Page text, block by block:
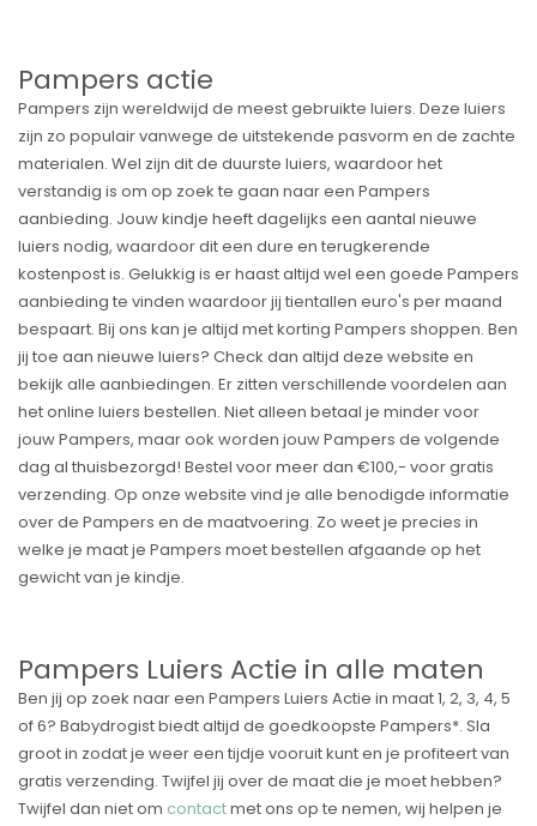
Pampers actie
Pampers zijn wereldwijd de meest gebruikte luiers. Deze luiers
zijn zo populair vanwege de uitstekende pasvorm en de zachte
materialen. Wel zijn dit de duurste luiers, waardoor het
verstandig is om op zoek te gaan naar een Pampers
aanbieding. Jouw kindje heeft dagelijks een aantal nieuwe
luiers nodig, waardoor dit een dure en terugkerende
kostenpost is. Gelukkig is er haast altijd wel een goede Pampers
aanbieding te vinden waardoor jij tientallen euro's per maand
bespaart. Bij ons kan je altijd met korting Pampers shoppen. Ben
jij toe aan nieuwe luiers? Check dan altijd deze website en
bekijk alle aanbiedingen. Er zitten verschillende voordelen aan
het online luiers bestellen. Niet alleen betaal je minder voor
jouw Pampers, maar ook worden jouw Pampers de volgende
dag al thuisbezorgd! Bestel voor meer dan €100,- voor gratis
verzending. Op onze website vind je alle benodigde informatie
over de Pampers en de maatvoering. Zo weet je precies in
welke je maat je Pampers moet bestellen afgaande op het
gewicht van je kindje.
Pampers Luiers Actie in alle maten
Ben jij op zoek naar een Pampers Luiers Actie in maat 1, 2, 3, 4, 5
of 6? Babydrogist biedt altijd de goedkoopste Pampers*. Sla
groot in zodat je weer een tijdje vooruit kunt en je profiteert van
gratis verzending. Twijfel jij over de maat die je moet hebben?
Twijfel dan niet om contactmet ons op te nemen, wij helpen je